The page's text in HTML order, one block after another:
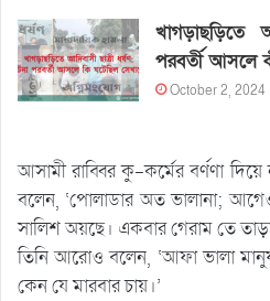
খাগড়াছড়িতে
পরবর্তী আসলে
October 2, 2024
আসামী রাব্বির কু-কর্মের বর্ণণা
বলেন, ‘পোলাডার অত ভালানা; আগেও
সালিশ অয়ছে। একবার গেরাম তে
তিনি আরোও বলেন, ‘আফা ভালা
কেন যে মারবার চায়।’